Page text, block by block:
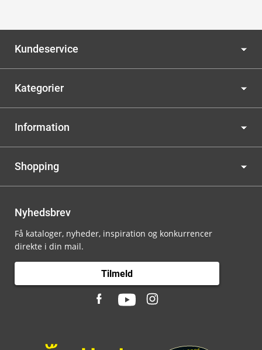
Kundeservice
Kategorier
Information
Shopping
Nyhedsbrev
Få kataloger, nyheder, inspiration og konkurrencer
direkte i din mail.
Tilmeld